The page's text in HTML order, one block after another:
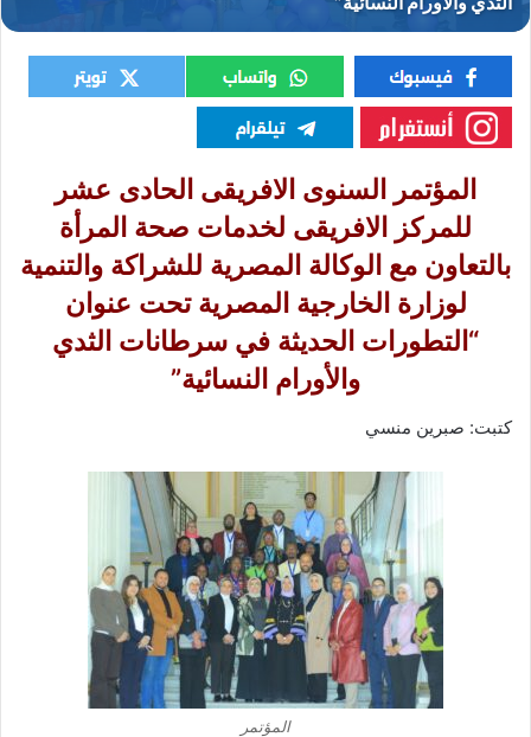
المؤتمر السنوى الافريقى الحادى عشر
للمركز الافريقى لخدمات صحة المرأة
بالتعاون مع الوكالة المصرية للشراكة والتنمية
لوزارة الخارجية المصرية تحت عنوان
“التطورات الحديثة في سرطانات الثدي
والأورام النسائية”
كتبت: صبرين منسي
المؤتمر